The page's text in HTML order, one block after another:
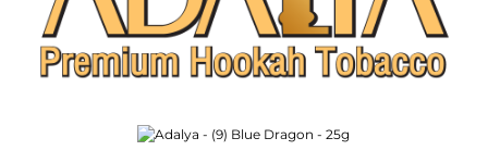
Bildergalerie überspringen